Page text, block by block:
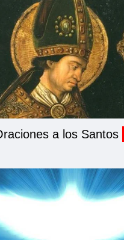
a los Santos